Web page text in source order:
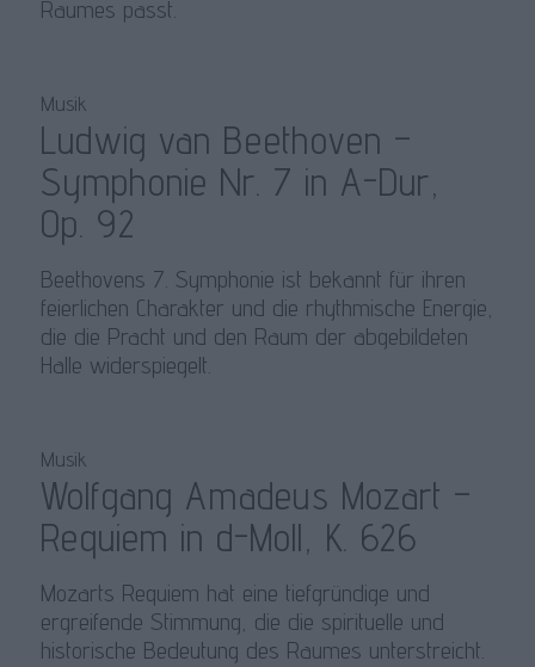
Raumes passt.
Musik
Ludwig van Beethoven –
Symphonie Nr. 7 in A-Dur,
Op. 92
Beethovens 7. Symphonie ist bekannt für ihren
feierlichen Charakter und die rhythmische Energie,
die die Pracht und den Raum der abgebildeten
Halle widerspiegelt.
Musik
Wolfgang Amadeus Mozart –
Requiem in d-Moll, K. 626
Mozarts Requiem hat eine tiefgründige und
ergreifende Stimmung, die die spirituelle und
historische Bedeutung des Raumes unterstreicht.